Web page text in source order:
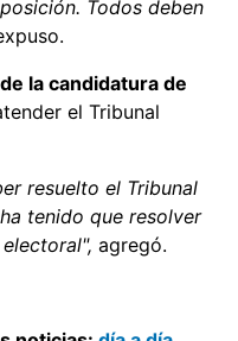
Todos deben
la candidatura de
el Tribunal
resuelto el Tribunal
tenido que resolver
agregó.